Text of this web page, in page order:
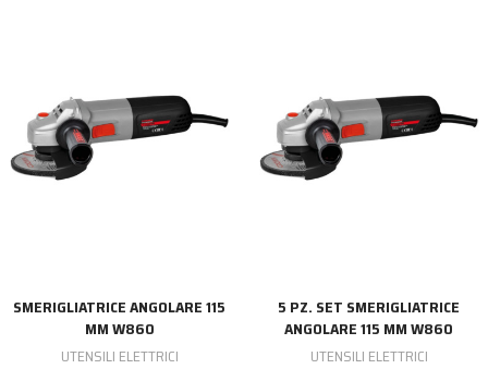
SMERIGLIATRICE ANGOLARE 115
MM W860
UTENSILI ELETTRICI
5 PZ. SET SMERIGLIATRICE
ANGOLARE 115 MM W860
UTENSILI ELETTRICI